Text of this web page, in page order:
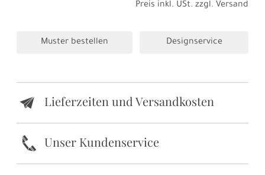
Preis inkl. USt. zzgl. Versand
Muster bestellen Designservice
e Lieferzeiten und Versandkosten
k Unser Kundenservice